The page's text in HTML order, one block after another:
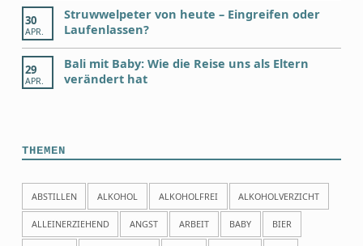
30
APR.
Struwwelpeter von heute – Eingreifen oder
Laufenlassen?
29
APR.
Bali mit Baby: Wie die Reise uns als Eltern
verändert hat
THEMEN
ABSTILLEN ALKOHOL ALKOHOLFREI ALKOHOLVERZICHT
ALLEINERZIEHEND ANGST ARBEIT BABY BIER